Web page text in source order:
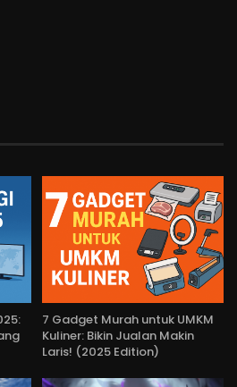
7 Gadget Murah untuk UMKM
Kuliner: Bikin Jualan Makin
Laris! (2025 Edition)